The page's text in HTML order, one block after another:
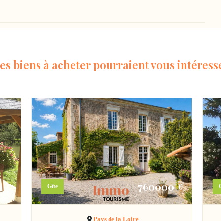
biens à acheter pourraient vous
€ 760000 €
Gîte
Pays de la Loire